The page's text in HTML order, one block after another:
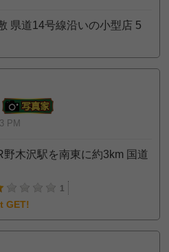
県道14号線沿いの小型店 5
PM
野木沢駅を南東に約3km 国道
1
GET!